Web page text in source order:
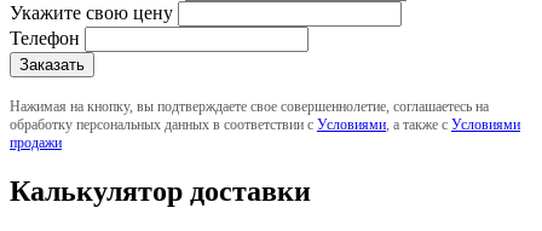
Укажите свою цену
Телефон
Нажимая на кнопку, вы подтверждаете свое совершеннолетие, соглашаетесь на
обработку персональных данных в соответствии с Условиями , а также с Условиями
продажи
Калькулятор доставки